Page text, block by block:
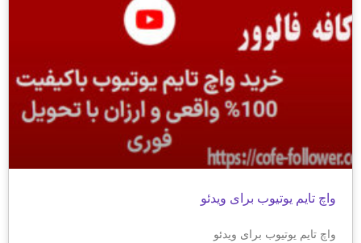
واچ تایم یوتیوب برای ویدئو
واچ تایم یوتیوب برای ویدئو